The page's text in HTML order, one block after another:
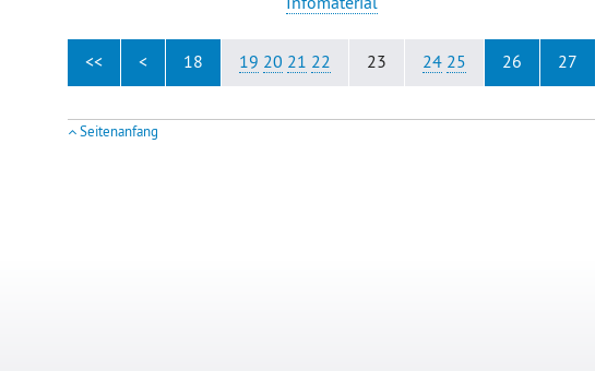
<< < 18 19 20 21 22 23 24 25 26 27
Seitenanfang